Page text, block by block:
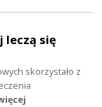
leczą się
skorzystało z